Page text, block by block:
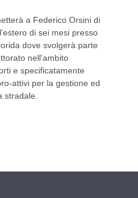
a Federico Orsini di
di sei mesi presso
dove svolgerà parte
nell'ambito
e specificatamente
attivi per la gestione ed
stradale.